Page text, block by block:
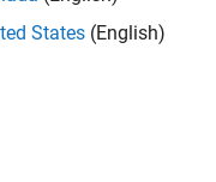
States (English)